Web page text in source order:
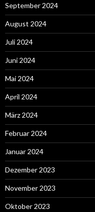
September 2024
August 2024
Juli 2024
Juni 2024
Mai 2024
April 2024
März 2024
Februar 2024
Januar 2024
Dezember 2023
November 2023
Oktober 2023